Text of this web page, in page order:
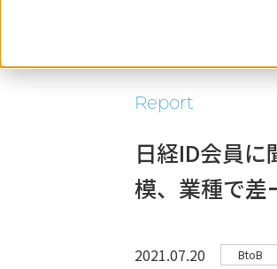
Report
日経ID会員
模、業種で差
2021.07.20 BtoB